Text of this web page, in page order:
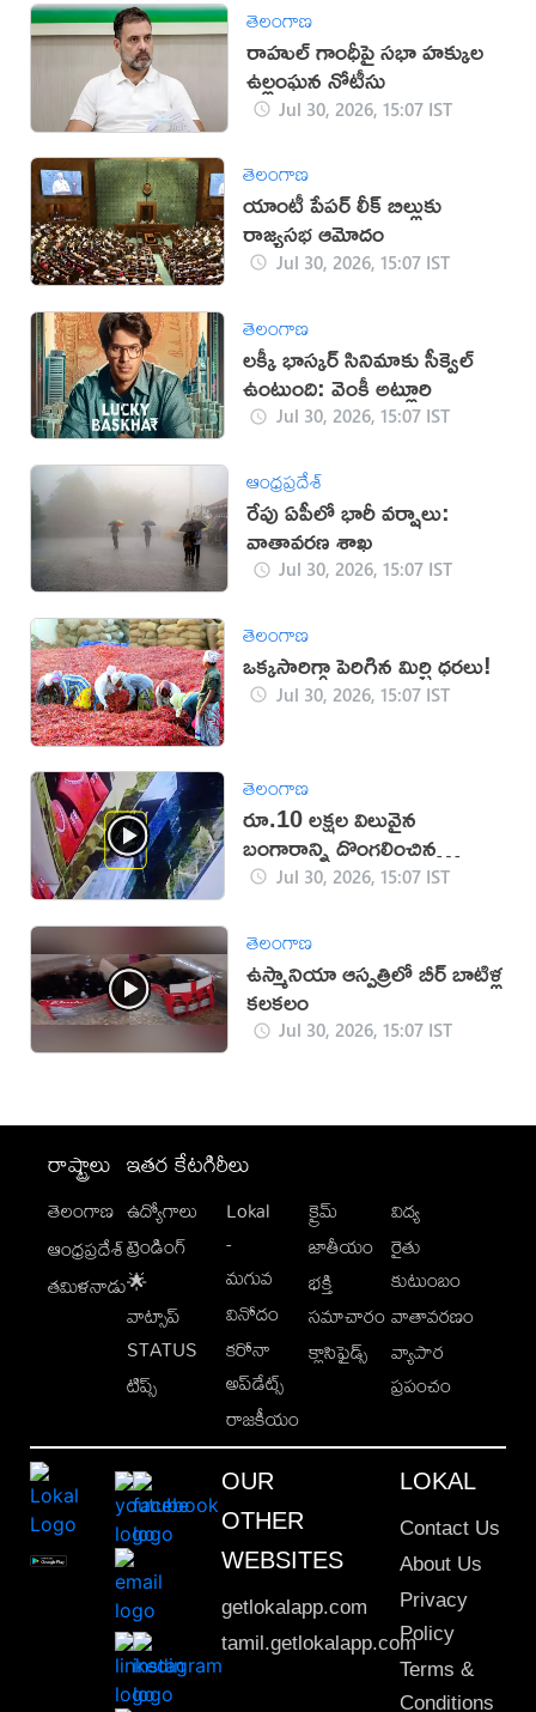
తెలంగాణ
రాహుల్ గాంధీపై సభా హక్కుల
ఉల్లంఘన నోటీసు
Jul 30, 2026, 15:07 IST
తెలంగాణ
యాంటీ పేపర్ లీక్ బిల్లుకు
రాజ్యసభ ఆమోదం
Jul 30, 2026, 15:07 IST
తెలంగాణ
లక్కీ భాస్కర్ సినిమాకు సీక్వెల్
ఉంటుంది: వెంకీ అట్లూరి
Jul 30, 2026, 15:07 IST
ఆంధ్రప్రదేశ్
రేపు ఏపీలో భారీ వర్షాలు:
వాతావరణ శాఖ
Jul 30, 2026, 15:07 IST
తెలంగాణ
ఒక్కసారిగ్గా పెరిగిన మిర్చి ధరలు!
Jul 30, 2026, 15:07 IST
తెలంగాణ
రూ.10 లక్షల విలువైన
బంగారాన్ని దొంగలించిన
‘ఎలుక’ (వీడియో)
Jul 30, 2026, 15:07 IST
తెలంగాణ
ఉస్మానియా ఆస్పత్రిలో బీర్ బాటిళ్ల
కలకలం
Jul 30, 2026, 15:07 IST
రాష్ట్రాలు
తెలంగాణ
ఆంధ్రప్రదేశ్
తమిళనాడు
ఇతర కేటగిరీలు
ఉద్యోగాలు
ట్రెండింగ్
🌟
వాట్సాప్
STATUS
టిప్స్
Lokal
-
మగువ
వినోదం
కరోనా
అప్‌డేట్స్
రాజకీయం
క్రైమ్
జాతీయం
భక్తి
సమాచారం
క్లాసిఫైడ్స్
విద్య
రైతు
కుటుంబం
వాతావరణం
వ్యాపార
ప్రపంచం
OUR
OTHER
WEBSITES
getlokalapp.com
tamil.getlokalapp.com
LOKAL
Contact Us
About Us
Privacy
Policy
Terms &
Conditions